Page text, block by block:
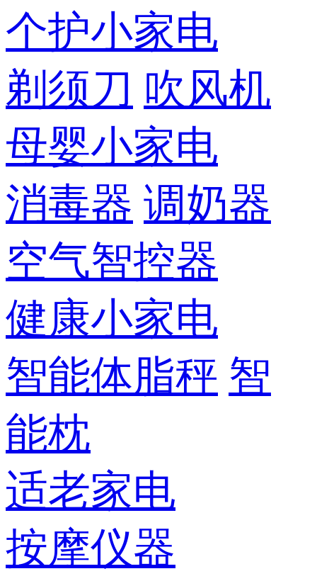
个护小家电
剃须刀 吹风机
母婴小家电
消毒器 调奶器
空气智控器
健康小家电
智能体脂秤 智
能枕
适老家电
按摩仪器